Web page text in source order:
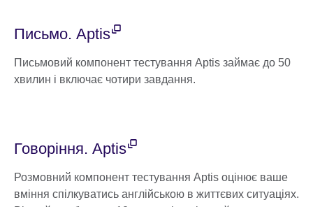
Письмо. Aptis
Письмовий компонент тестування Aptis займає до 50
хвилин і включає чотири завдання.
Говоріння. Aptis
Розмовний компонент тестування Aptis оцінює ваше
вміння спілкуватись англійською в життєвих ситуаціях.